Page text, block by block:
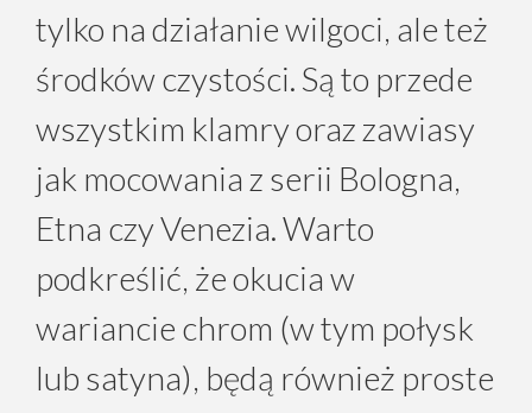
tylko na działanie wilgoci, ale też
środków czystości. Są to przede
wszystkim klamry oraz zawiasy
jak mocowania z serii Bologna,
Etna czy Venezia. Warto
podkreślić, że okucia w
wariancie chrom (w tym połysk
lub satyna), będą również proste